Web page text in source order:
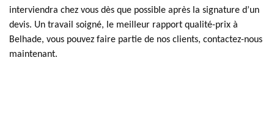
interviendra chez vous dès que possible après la signature d’un
devis. Un travail soigné, le meilleur rapport qualité-prix à
Belhade, vous pouvez faire partie de nos clients, contactez-nous
maintenant.